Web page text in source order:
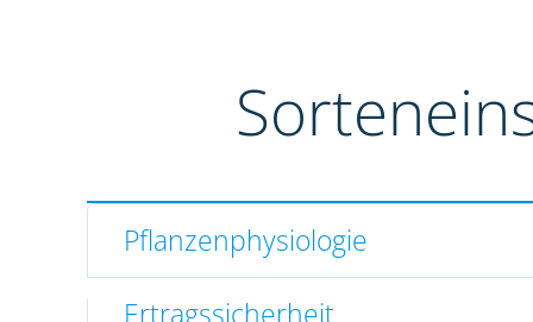
Pflanzenphysiologie